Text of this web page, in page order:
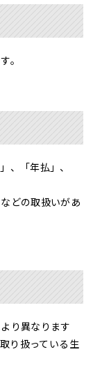
。
、「年払」、
どの取扱いがあ
り異なります
り扱っている生